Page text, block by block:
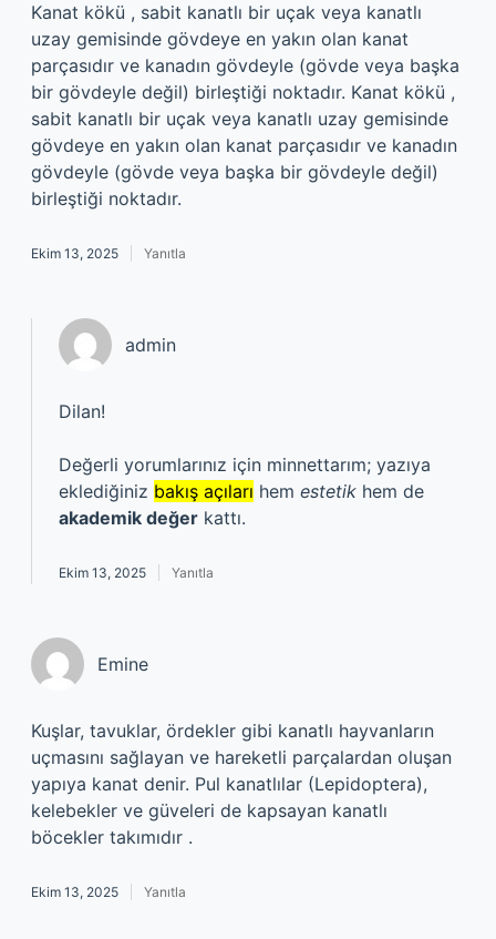
Kanat kökü , sabit kanatlı bir uçak veya kanatlı
uzay gemisinde gövdeye en yakın olan kanat
parçasıdır ve kanadın gövdeyle (gövde veya başka
bir gövdeyle değil) birleştiği noktadır. Kanat kökü ,
sabit kanatlı bir uçak veya kanatlı uzay gemisinde
gövdeye en yakın olan kanat parçasıdır ve kanadın
gövdeyle (gövde veya başka bir gövdeyle değil)
birleştiği noktadır.
Ekim 13, 2025 Yanıtla
admin
Dilan!
Değerli yorumlarınız için minnettarım; yazıya
eklediğiniz bakış açıları hem estetik hem de
akademik değer kattı.
Ekim 13, 2025 Yanıtla
Emine
Kuşlar, tavuklar, ördekler gibi kanatlı hayvanların
uçmasını sağlayan ve hareketli parçalardan oluşan
yapıya kanat denir. Pul kanatlılar (Lepidoptera),
kelebekler ve güveleri de kapsayan kanatlı
böcekler takımıdır .
Ekim 13, 2025 Yanıtla